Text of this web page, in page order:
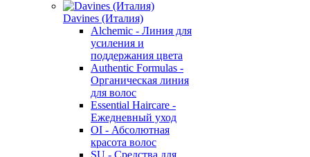
Davines (Италия)
Alchemic - Линия для
усиления и
поддержания цвета
Authentic Formulas -
Органическая линия
для волос
Essential Haircare -
Eжедневный уход
OI - Абсолютная
красота волос
SU - Средства для